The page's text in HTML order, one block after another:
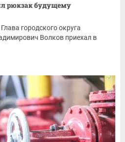
рюкзак будущему
городского округа
Волков приехал в